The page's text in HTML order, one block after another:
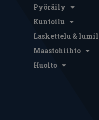
Pyöräily
Kuntoilu
Laskettelu &
Maastohiihto
Huolto